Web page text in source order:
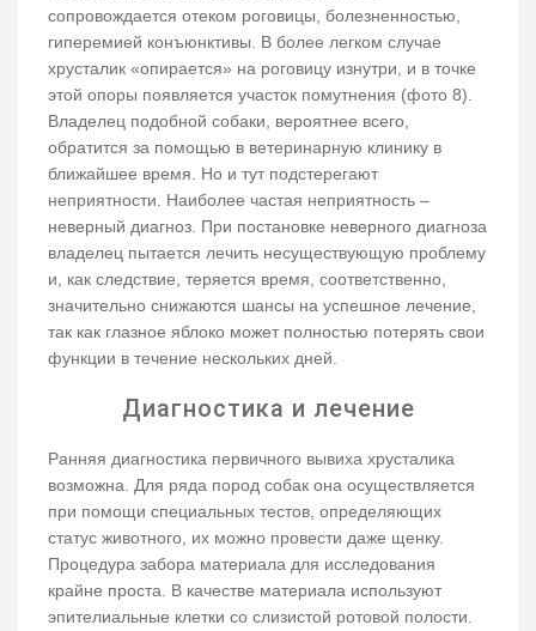
сопровождается отеком роговицы, болезненностью,
гиперемией конъюнктивы. В более легком случае
хрусталик «опирается» на роговицу изнутри, и в точке
этой опоры появляется участок помутнения (фото 8).
Владелец подобной собаки, вероятнее всего,
обратится за помощью в ветеринарную клинику в
ближайшее время. Но и тут подстерегают
неприятности. Наиболее частая неприятность –
неверный диагноз. При постановке неверного диагноза
владелец пытается лечить несуществующую проблему
и, как следствие, теряется время, соответственно,
значительно снижаются шансы на успешное лечение,
так как глазное яблоко может полностью потерять свои
функции в течение нескольких дней.
Диагностика и лечение
Ранняя диагностика первичного вывиха хрусталика
возможна. Для ряда пород собак она осуществляется
при помощи специальных тестов, определяющих
статус животного, их можно провести даже щенку.
Процедура забора материала для исследования
крайне проста. В качестве материала используют
эпителиальные клетки со слизистой ротовой полости.